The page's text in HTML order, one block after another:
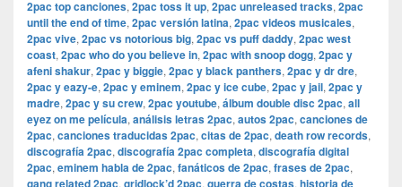
2pac top canciones, 2pac toss it up, 2pac unreleased tracks, 2pac
until the end of time, 2pac versión latina, 2pac videos musicales,
2pac vive, 2pac vs notorious big, 2pac vs puff daddy, 2pac west
coast, 2pac who do you believe in, 2pac with snoop dogg, 2pac y
afeni shakur, 2pac y biggie, 2pac y black panthers, 2pac y dr dre,
2pac y eazy-e, 2pac y eminem, 2pac y ice cube, 2pac y jail, 2pac y
madre, 2pac y su crew, 2pac youtube, álbum double disc 2pac, all
eyez on me película, análisis letras 2pac, autos 2pac, canciones de
2pac, canciones traducidas 2pac, citas de 2pac, death row records,
discografía 2pac, discografía 2pac completa, discografía digital
2pac, eminem habla de 2pac, fanáticos de 2pac, frases de 2pac,
gang related 2pac, gridlock’d 2pac, guerra de costas, historia de